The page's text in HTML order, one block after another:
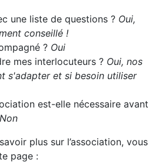
une liste de questions ? Oui,
conseillé !
? Oui
mes interlocuteurs ? Oui, nos
s'adapter et si besoin utiliser
est-elle nécessaire avant
Non
plus sur l’association, vous
page :